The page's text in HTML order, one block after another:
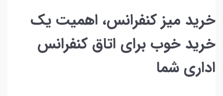
خرید میز کنفرانس، اهمیت یک
خرید خوب برای اتاق کنفرانس
اداری شما